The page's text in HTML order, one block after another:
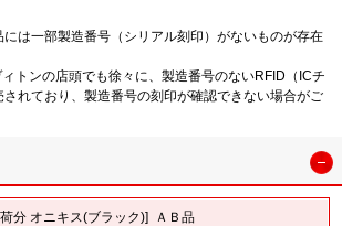
は一部製造番号（シリアル刻印）がないものが存在
トンの店頭でも徐々に、製造番号のないRFID（ICチ
されており、製造番号の刻印が確認できない場合がご
分 オニキス(ブラック)] ＡＢ品